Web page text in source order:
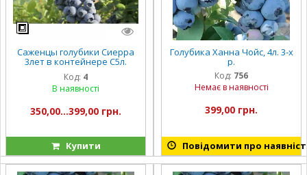
Саженцы голубики Сиерра
3лет в контейнере С5л.
(ранняя)
Код: 4
В наявності
350,00...399,00 грн.
Купити
Голубика Ханна Чойс, 4л. 3-х
р.
Код: 756
Немає в наявності
399,00 грн.
Повідомити про